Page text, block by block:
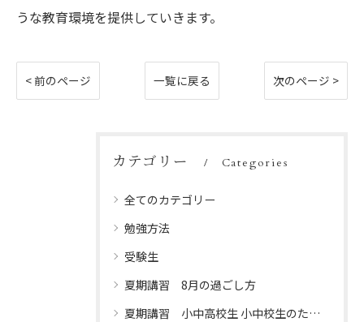
うな教育環境を提供していきます。
< 前のページ 一覧に戻る 次のページ >
カテゴリー Categories
全てのカテゴリー
勉強方法
受験生
夏期講習 8月の過ごし方
夏期講習 小中高校生 小中校生のための夏休みプログラム